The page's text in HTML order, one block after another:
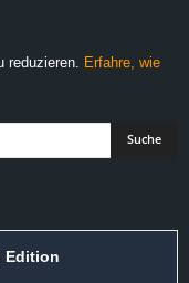
reduzieren.
Erfahre, wie
Edition